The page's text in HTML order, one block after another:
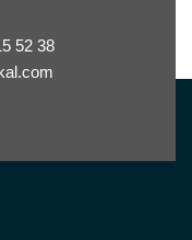
52 38